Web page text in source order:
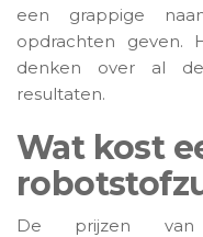
een grappige
opdrachten
denken over al
resultaten.
Wat kost
De prijzen van